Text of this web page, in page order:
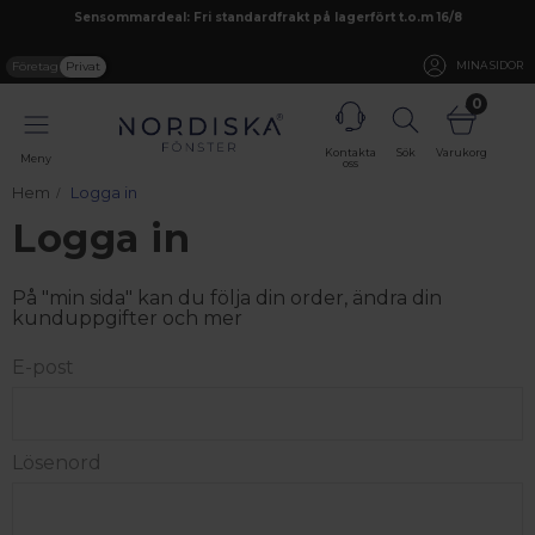
Sensommardeal: Fri standardfrakt på lagerfört t.o.m 16/8
Företag Privat MINA SIDOR
Meny
Kontakta
oss
Sök
0
Varukorg
Hem Logga in
Logga in
På "min sida" kan du följa din order, ändra din
kunduppgifter och mer
E-post
Lösenord